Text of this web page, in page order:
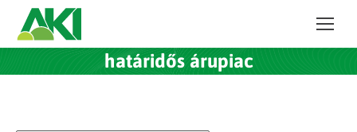
határidős árupiac